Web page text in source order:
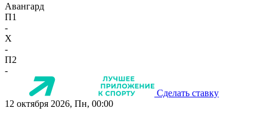
Авангард
П1
-
X
-
П2
-
Сделать ставку
12 октября 2026, Пн, 00:00